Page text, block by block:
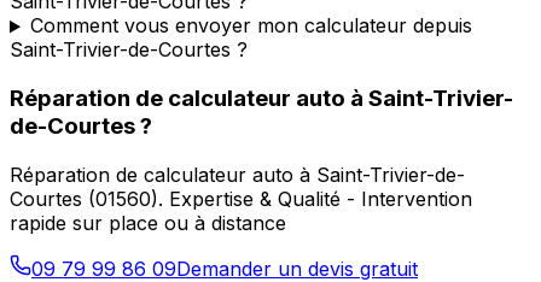
Comment vous envoyer mon calculateur depuis
Saint-Trivier-de-Courtes ?
Réparation de calculateur auto à Saint-Trivier-
de-Courtes?
Réparation de calculateur auto à Saint-Trivier-de-
Courtes (01560). Expertise & Qualité - Intervention
rapide sur place ou à distance
09 79 99 86 09Demander un devis gratuit